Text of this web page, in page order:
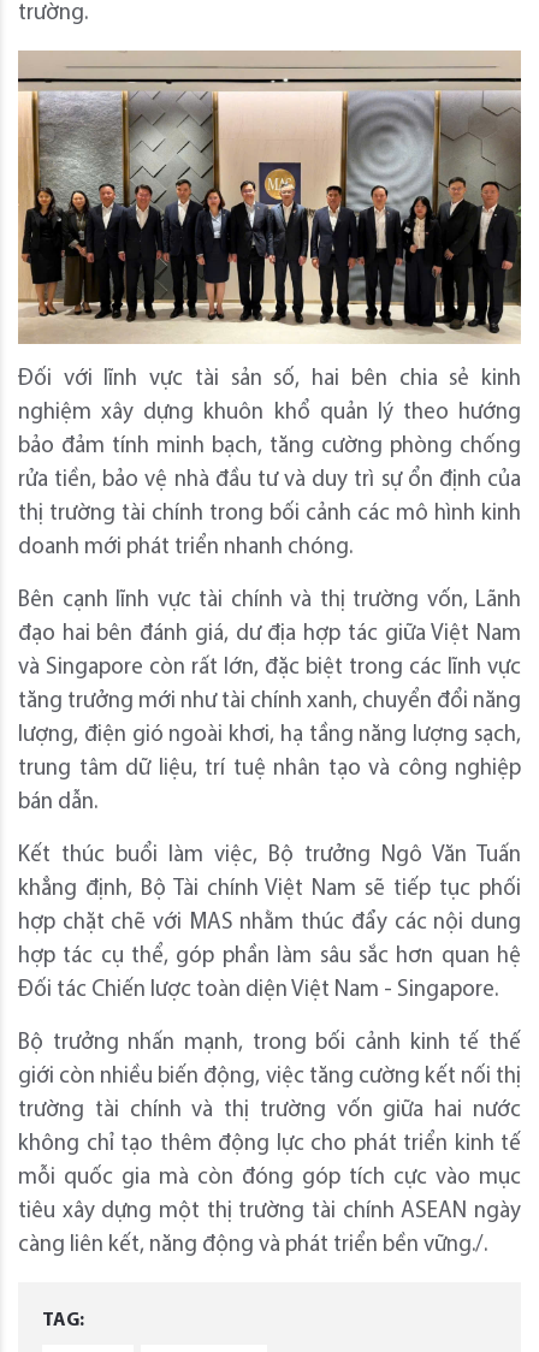
trường.
Đối với lĩnh vực tài sản số, hai bên chia sẻ kinh
nghiệm xây dựng khuôn khổ quản lý theo hướng
bảo đảm tính minh bạch, tăng cường phòng chống
rửa tiền, bảo vệ nhà đầu tư và duy trì sự ổn định của
thị trường tài chính trong bối cảnh các mô hình kinh
doanh mới phát triển nhanh chóng.
Bên cạnh lĩnh vực tài chính và thị trường vốn, Lãnh
đạo hai bên đánh giá, dư địa hợp tác giữa Việt Nam
và Singapore còn rất lớn, đặc biệt trong các lĩnh vực
tăng trưởng mới như tài chính xanh, chuyển đổi năng
lượng, điện gió ngoài khơi, hạ tầng năng lượng sạch,
trung tâm dữ liệu, trí tuệ nhân tạo và công nghiệp
bán dẫn.
Kết thúc buổi làm việc, Bộ trưởng Ngô Văn Tuấn
khẳng định, Bộ Tài chính Việt Nam sẽ tiếp tục phối
hợp chặt chẽ với MAS nhằm thúc đẩy các nội dung
hợp tác cụ thể, góp phần làm sâu sắc hơn quan hệ
Đối tác Chiến lược toàn diện Việt Nam - Singapore.
Bộ trưởng nhấn mạnh, trong bối cảnh kinh tế thế
giới còn nhiều biến động, việc tăng cường kết nối thị
trường tài chính và thị trường vốn giữa hai nước
không chỉ tạo thêm động lực cho phát triển kinh tế
mỗi quốc gia mà còn đóng góp tích cực vào mục
tiêu xây dựng một thị trường tài chính ASEAN ngày
càng liên kết, năng động và phát triển bền vững./.
TAG: